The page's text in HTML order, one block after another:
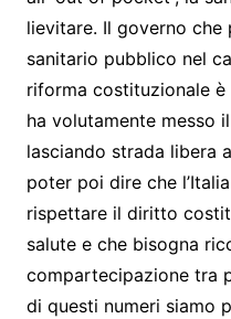
lievitare. Il governo
sanitario pubblico nel
riforma costituzionale
ha volutamente messo
lasciando strada libera
poter poi dire che
rispettare il diritto
salute e che bisogna
compartecipazione tra
di questi numeri siamo